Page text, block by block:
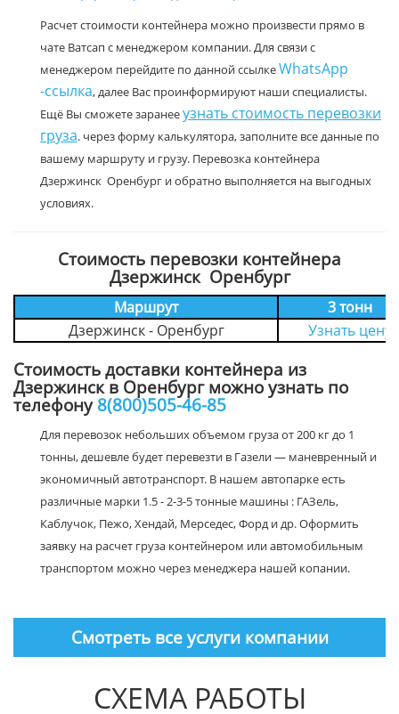
Расчет стоимости контейнера можно произвести прямо в
чате Ватсап с менеджером компании. Для связи с
менеджером перейдите по данной ссылкеWhatsApp
-ссылка, далее Вас проинформируют наши специалисты.
Ещё Вы сможете заранееузнать стоимость перевозки
груза. через форму калькулятора, заполните все данные по
вашему маршруту и грузу. Перевозка контейнера
Дзержинск Оренбург и обратно выполняется на выгодных
условиях.
Стоимость перевозки контейнера
Дзержинск Оренбург
Маршрут
3 тонн
Дзержинск - Оренбург
Узнать цену
Стоимость доставки контейнера из
Дзержинск в Оренбург можно узнать по
телефону 8(800)505-46-85
Для перевозок небольших объемом груза от 200 кг до 1
тонны, дешевле будет перевезти в Газели — маневренный и
экономичный автотранспорт. В нашем автопарке есть
различные марки 1.5 - 2-3-5 тонные машины : ГАЗель,
Каблучок, Пежо, Хендай, Мерседес, Форд и др. Оформить
заявку на расчет груза контейнером или автомобильным
транспортом можно через менеджера нашей копании.
Смотреть все услуги компании
СХЕМА РАБОТЫ